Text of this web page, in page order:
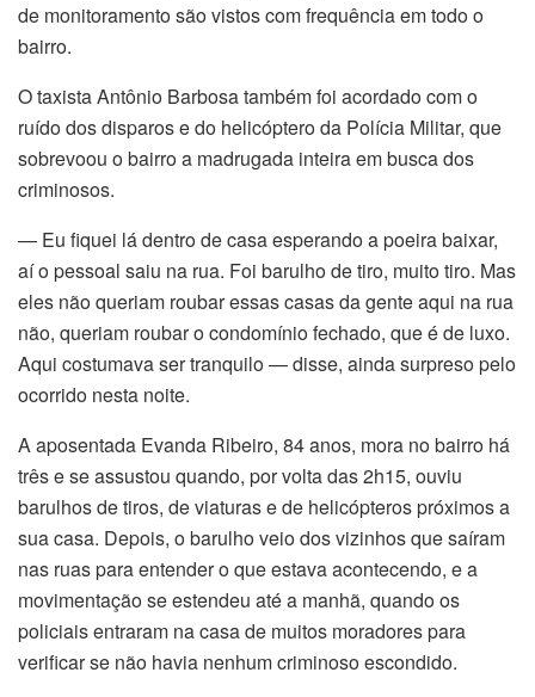
de monitoramento são vistos com frequência em todo o
bairro.
O taxista Antônio Barbosa também foi acordado com o
ruído dos disparos e do helicóptero da Polícia Militar, que
sobrevoou o bairro a madrugada inteira em busca dos
criminosos.
— Eu fiquei lá dentro de casa esperando a poeira baixar,
aí o pessoal saiu na rua. Foi barulho de tiro, muito tiro. Mas
eles não queriam roubar essas casas da gente aqui na rua
não, queriam roubar o condomínio fechado, que é de luxo.
Aqui costumava ser tranquilo — disse, ainda surpreso pelo
ocorrido nesta noite.
A aposentada Evanda Ribeiro, 84 anos, mora no bairro há
três e se assustou quando, por volta das 2h15, ouviu
barulhos de tiros, de viaturas e de helicópteros próximos a
sua casa. Depois, o barulho veio dos vizinhos que saíram
nas ruas para entender o que estava acontecendo, e a
movimentação se estendeu até a manhã, quando os
policiais entraram na casa de muitos moradores para
verificar se não havia nenhum criminoso escondido.